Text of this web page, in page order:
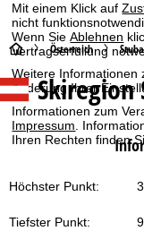
Mit einem Klick auf
nicht
Wenn SieAblehnen
Vertragserfüllung
Weitere Informationen
Änderung Ihrer
Informationen zum
Impressum .
Ihren Rechten finden
S
t
a
t
s
Österreich
Höchster Punkt:
Tiefster Punkt: